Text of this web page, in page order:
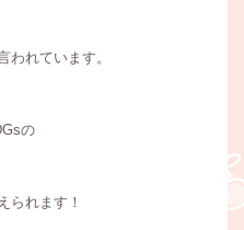
われています。
の
られます！